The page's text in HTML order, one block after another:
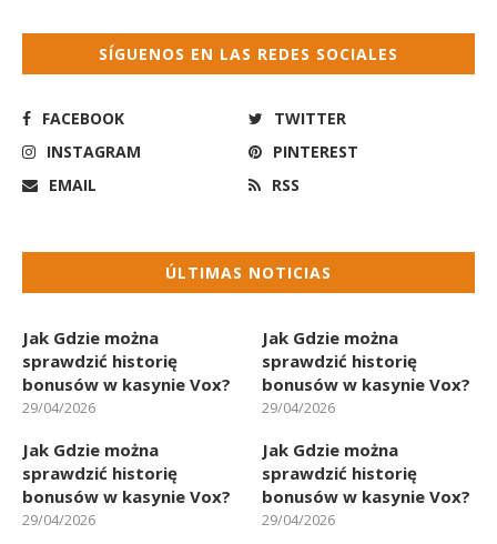
SÍGUENOS EN LAS REDES SOCIALES
FACEBOOK
TWITTER
INSTAGRAM
PINTEREST
EMAIL
RSS
ÚLTIMAS NOTICIAS
Jak Gdzie można
sprawdzić historię
bonusów w kasynie Vox?
29/04/2026
Jak Gdzie można
sprawdzić historię
bonusów w kasynie Vox?
29/04/2026
Jak Gdzie można
sprawdzić historię
bonusów w kasynie Vox?
29/04/2026
Jak Gdzie można
sprawdzić historię
bonusów w kasynie Vox?
29/04/2026